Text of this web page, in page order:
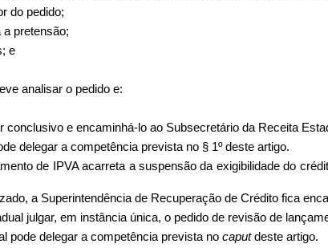
do pedido;
a pretensão;
e
analisar o pedido e:
conclusivo e encaminhá-lo ao Subsecretário da Receita
delegar a competência prevista no § 1º deste artigo.
de IPVA acarreta a suspensão da exigibilidade do
a Superintendência de Recuperação de Crédito fica
julgar, em instância única, o pedido de revisão de
pode delegar a competência prevista no caputdeste artigo.